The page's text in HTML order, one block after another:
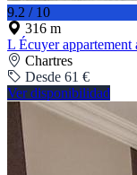
9.2 / 10
316 m
L Écuyer
Chartres
Desde 61 €
Ver disponibilidad